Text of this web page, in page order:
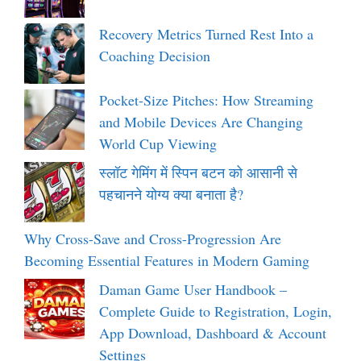
Recovery Metrics Turned Rest Into a
Coaching Decision
Pocket-Size Pitches: How Streaming
and Mobile Devices Are Changing
World Cup Viewing
स्लॉट गेमिंग में स्पिन बटन को आसानी से
पहचानने योग्य क्या बनाता है?
Why Cross-Save and Cross-Progression Are
Becoming Essential Features in Modern Gaming
Daman Game User Handbook –
Complete Guide to Registration, Login,
App Download, Dashboard & Account
Settings